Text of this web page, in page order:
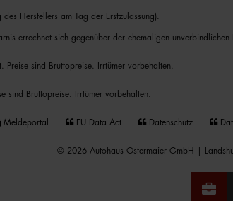
Herstellers am Tag der Erstzulassung).
errechnet sich gegenüber der ehemaligen
sind Bruttopreise. Irrtümer vorbehalten.
sind Bruttopreise. Irrtümer vorbehalten.
Meldeportal EU Data Act Datenschutz
© 2026 Autohaus Ostermaier GmbH |